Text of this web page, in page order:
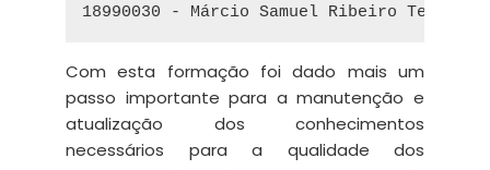
18990030 - Márcio Samuel Ribeiro Teles
Com esta formação foi dado mais um
passo importante para a manutenção e
atualização dos conhecimentos
necessários para a qualidade dos